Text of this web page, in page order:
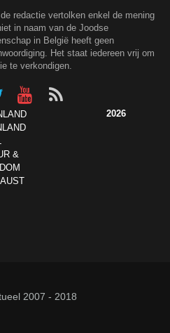
redactie vertolken enkel de mening
in naam van de Joodse
in België heeft geen
Het staat iedereen vrij om
te verkondigen.
&
2026
2007 - 2018